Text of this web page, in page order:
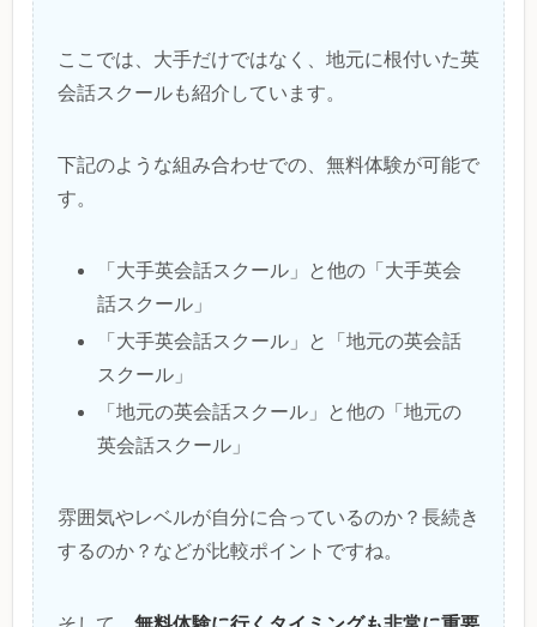
ここでは、大手だけではなく、地元に根付いた英
会話スクールも紹介しています。
下記のような組み合わせでの、無料体験が可能で
す。
「大手英会話スクール」と他の「大手英会
話スクール」
「大手英会話スクール」と「地元の英会話
スクール」
「地元の英会話スクール」と他の「地元の
英会話スクール」
雰囲気やレベルが自分に合っているのか？長続き
するのか？などが比較ポイントですね。